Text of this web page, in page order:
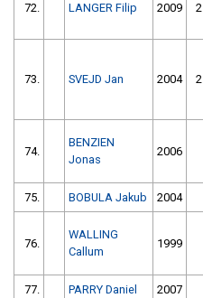
72. LANGER Filip 2009 2
73. SVEJD Jan 2004 2
74.
BENZIEN
Jonas
2006
75. BOBULA Jakub 2004
76.
WALLING
Callum
1999
77. PARRY Daniel 2007